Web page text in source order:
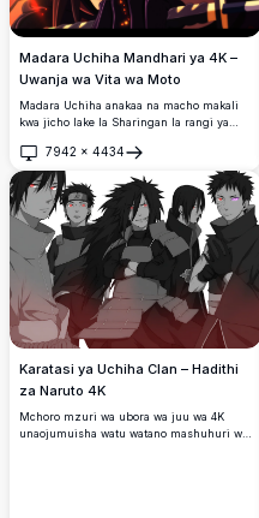
Madara Uchiha Mandhari ya 4K –
Uwanja wa Vita wa Moto
Madara Uchiha anakaa na macho makali
kwa jicho lake la Sharingan la rangi ya
yanayong'aa na miali ya moto. Mandhari
hii ya ajabu ya anime ya 4K yenye ubora
wa juu inaonyesha kiongozi wa hadithi wa
ukoo wa Uchiha katika picha ya karibu ya
kushangaza na ya kisinema.
7942 × 4434
Fungua
Karatasi ya Uchiha Clan – Hadithi
za Naruto 4K
Mchoro mzuri wa ubora wa juu wa 4K
unaojumuisha watu watano mashuhuri wa